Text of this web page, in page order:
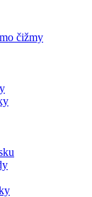
čižmy